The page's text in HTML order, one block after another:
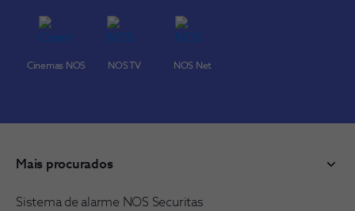
Cinemas NOS NOS TV NOS Net
Mais procurados
Sistema de alarme NOS Securitas